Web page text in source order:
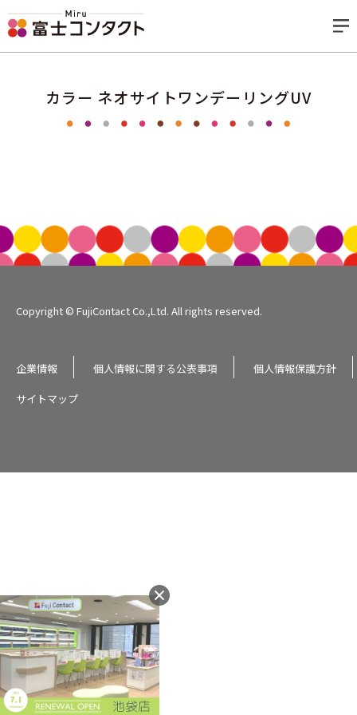
カラー ネオサイトワンデーリングUV
Copyright © FujiContact Co.,Ltd. All rights reserved.
企業情報 個人情報に関する公表事項
個人情報保護方針
サイトマップ